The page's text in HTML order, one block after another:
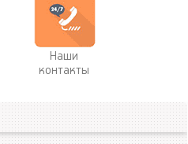
Наши
контакты